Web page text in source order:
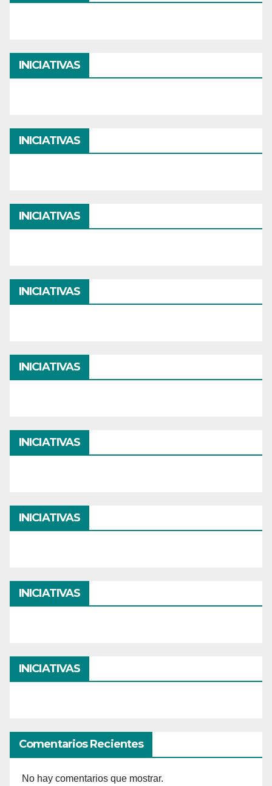
INICIATIVAS
INICIATIVAS
INICIATIVAS
INICIATIVAS
INICIATIVAS
INICIATIVAS
INICIATIVAS
INICIATIVAS
INICIATIVAS
Comentarios Recientes
No hay comentarios que mostrar.